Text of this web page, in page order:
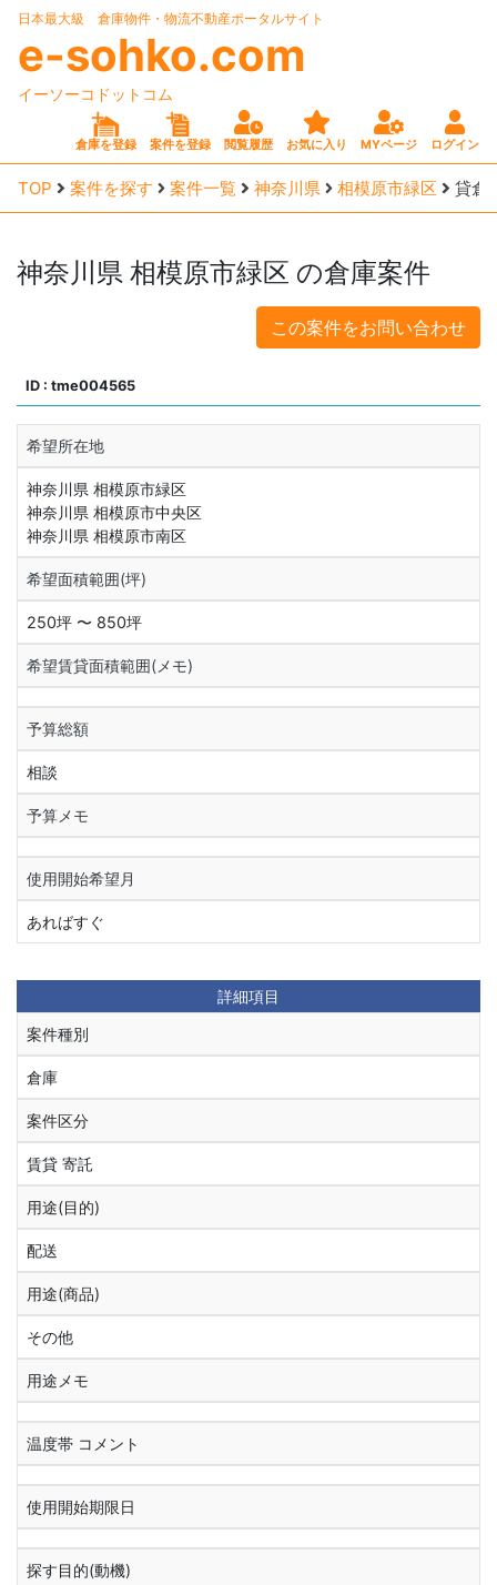
日本最大級 倉庫物件・物流不動産ポータルサイト
e-sohko.com
イーソーコドットコム
倉庫を登録 案件を登録 閲覧履歴 お気に入り MYページ ログイン
TOP 案件を探す 案件一覧 神奈川県 相模原市緑区 貸倉
神奈川県 相模原市緑区 の倉庫案件
この案件をお問い合わせ
ID : tme004565
希望所在地
神奈川県 相模原市緑区
神奈川県 相模原市中央区
神奈川県 相模原市南区
希望面積範囲(坪)
250坪 〜 850坪
希望賃貸面積範囲(メモ)
予算総額
相談
予算メモ
使用開始希望月
あればすぐ
詳細項目
案件種別
倉庫
案件区分
賃貸 寄託
用途(目的)
配送
用途(商品)
その他
用途メモ
温度帯 コメント
使用開始期限日
探す目的(動機)